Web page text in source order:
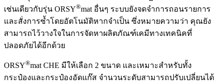
เช่นเดียวกับรุ่น ORSY®mat อื่นๆ ระบบยังจดจำการถอนรายการ
และสั่งการซ้ำโดยอัตโนมัติหากจำเป็น ซึ่งหมายความว่า คุณยัง
สามารถไว้วางใจในการจัดหาผลิตภัณฑ์เคมีทางเทคนิคที่
ปลอดภัยได้อีกด้วย
ORSY®mat CHE มีให้เลือก 2 ขนาด และเหมาะสำหรับทั้ง
กระป๋องและกระป๋องอัดแก๊ส จำนวนระดับสามารถปรับเปลี่ยนได้